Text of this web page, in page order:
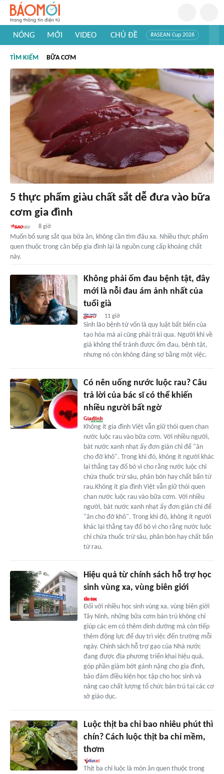
NÓNG MỚI VIDEO CHỦ ĐỀ #ASEAN Cup 2026
#Khám phá thế giới
TÌM KIẾM BỮA CƠM
5 thực phẩm giàu chất sắt dễ đưa vào bữa
cơm gia đình
8 giờ
Muốn bổ sung sắt qua bữa ăn, không cần tìm đâu xa. Nhiều thực phẩm
quen thuộc trong căn bếp gia đình lại là nguồn cung cấp khoáng chất
này.
Không phải ốm đau bệnh tật, đây
mới là nỗi đau ám ảnh nhất của
tuổi già
11 giờ
Sinh lão bệnh tử vốn là quy luật bất biến của
tạo hóa mà ai cũng phải trải qua. Người khi về
già không thể tránh được ốm đau, bệnh tật,
nhưng nó còn không đáng sợ bằng một việc.
Có nên uống nước luộc rau? Câu
trả lời của bác sĩ có thể khiến
nhiều người bất ngờ
Không ít gia đình Việt vẫn giữ thói quen chan
nước luộc rau vào bữa cơm. Với nhiều người,
bát nước xanh nhạt ấy đơn giản chỉ để "ăn
cho đỡ khô". Trong khi đó, không ít người khác
lại thẳng tay đổ bỏ vì cho rằng nước luộc chỉ
chứa thuốc trừ sâu, phân bón hay chất bẩn từ
rau.Không ít gia đình Việt vẫn giữ thói quen
chan nước luộc rau vào bữa cơm. Với nhiều
người, bát nước xanh nhạt ấy đơn giản chỉ để
"ăn cho đỡ khô". Trong khi đó, không ít người
khác lại thẳng tay đổ bỏ vì cho rằng nước luộc
chỉ chứa thuốc trừ sâu, phân bón hay chất bẩn
từ rau.
Hiệu quả từ chính sách hỗ trợ học
sinh vùng xa, vùng biên giới
Đối với nhiều học sinh vùng xa, vùng biên giới
Tây Ninh, những bữa cơm bán trú không chỉ
giúp các em có thêm dinh dưỡng mà còn tiếp
thêm động lực để duy trì việc đến trường mỗi
ngày. Chính sách hỗ trợ gạo của Nhà nước
đang được địa phương triển khai hiệu quả,
góp phần giảm bớt gánh nặng cho gia đình,
bảo đảm điều kiện học tập cho học sinh và
nâng cao chất lượng tổ chức bán trú tại các cơ
sở giáo dục.
Luộc thịt ba chỉ bao nhiêu phút thì
chín? Cách luộc thịt ba chỉ mềm,
thơm
Thịt ba chỉ luộc là món ăn quen thuộc trong